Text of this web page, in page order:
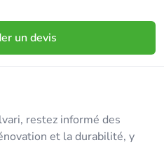
un devis
restez informé des
et la durabilité, y